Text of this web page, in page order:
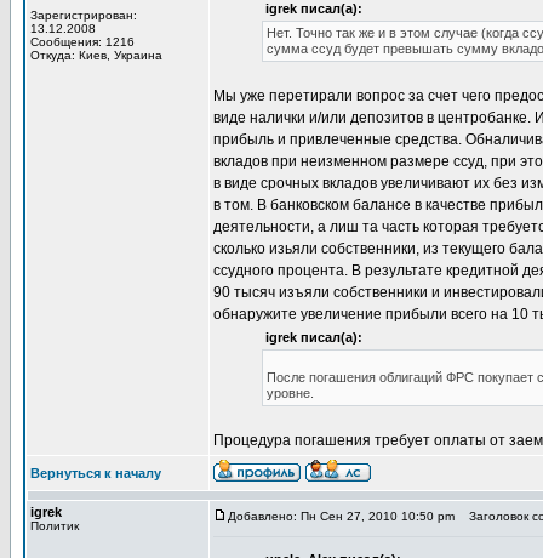
Зарегистрирован:
13.12.2008
Сообщения: 1216
Откуда: Киев, Украина
igrek писал(а):
Нет. Точно так же и в этом случае (когда
сумма ссуд будет превышать сумму
Мы уже перетирали вопрос за счет чего
виде налички и/или депозитов в центробанке.
прибыль и привлеченные средства.
вкладов при неизменном размере ссуд, при
в виде срочных вкладов увеличивают их без
в том. В банковском балансе в качестве
деятельности, а лиш та часть которая
сколько изьяли собственники, из текущего
ссудного процента. В результате кредитной
90 тысяч изъяли собственники и
обнаружите увеличение прибыли всего на 10
igrek писал(а):
После погашения облигаций ФРС
уровне.
Процедура погашения требует оплаты от
Вернуться к началу
igrek
Политик
Добавлено: Пн Сен 27, 2010 10:50 pm Заголовок